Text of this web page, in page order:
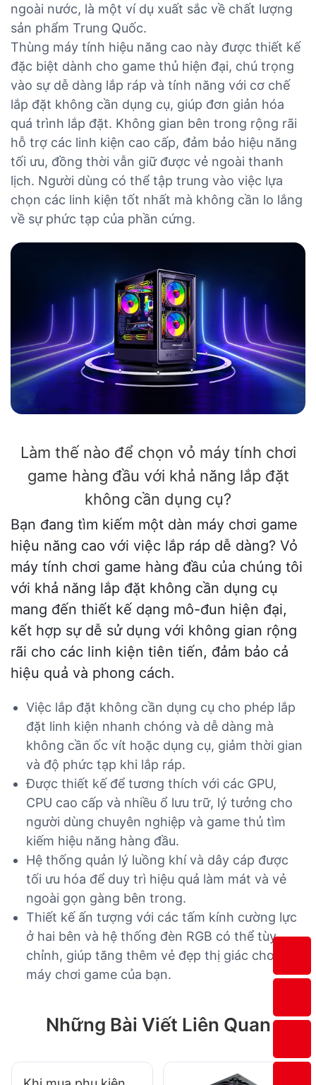
ngoài nước, là một ví dụ xuất sắc về chất lượng
sản phẩm Trung Quốc.
Thùng máy tính hiệu năng cao này được thiết kế
đặc biệt dành cho game thủ hiện đại, chú trọng
vào sự dễ dàng lắp ráp và tính năng với cơ chế
lắp đặt không cần dụng cụ, giúp đơn giản hóa
quá trình lắp đặt. Không gian bên trong rộng rãi
hỗ trợ các linh kiện cao cấp, đảm bảo hiệu năng
tối ưu, đồng thời vẫn giữ được vẻ ngoài thanh
lịch. Người dùng có thể tập trung vào việc lựa
chọn các linh kiện tốt nhất mà không cần lo lắng
về sự phức tạp của phần cứng.
Làm thế nào để chọn vỏ máy tính chơi
game hàng đầu với khả năng lắp đặt
không cần dụng cụ?
Bạn đang tìm kiếm một dàn máy chơi game
hiệu năng cao với việc lắp ráp dễ dàng? Vỏ
máy tính chơi game hàng đầu của chúng tôi
với khả năng lắp đặt không cần dụng cụ
mang đến thiết kế dạng mô-đun hiện đại,
kết hợp sự dễ sử dụng với không gian rộng
rãi cho các linh kiện tiên tiến, đảm bảo cả
hiệu quả và phong cách.
Việc lắp đặt không cần dụng cụ cho phép lắp
đặt linh kiện nhanh chóng và dễ dàng mà
không cần ốc vít hoặc dụng cụ, giảm thời gian
và độ phức tạp khi lắp ráp.
Được thiết kế để tương thích với các GPU,
CPU cao cấp và nhiều ổ lưu trữ, lý tưởng cho
người dùng chuyên nghiệp và game thủ tìm
kiếm hiệu năng hàng đầu.
Hệ thống quản lý luồng khí và dây cáp được
tối ưu hóa để duy trì hiệu quả làm mát và vẻ
ngoài gọn gàng bên trong.
Thiết kế ấn tượng với các tấm kính cường lực
ở hai bên và hệ thống đèn RGB có thể tùy
chỉnh, giúp tăng thêm vẻ đẹp thị giác cho dàn
máy chơi game của bạn.
Những Bài Viết Liên Quan